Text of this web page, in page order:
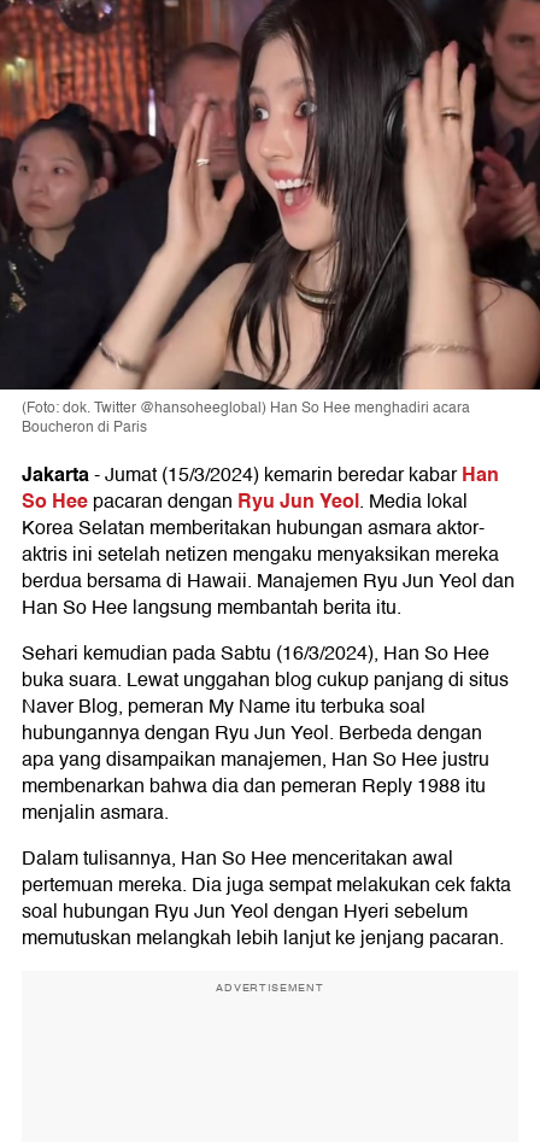
(Foto: dok. Twitter @hansoheeglobal) Han So Hee menghadiri acara
Boucheron di Paris
Jakarta-Jumat (15/3/2024) kemarin beredar kabarHan
So Heepacaran dengan Ryu Jun Yeol. Media lokal
Korea Selatan memberitakan hubungan asmara aktor-
aktris ini setelah netizen mengaku menyaksikan mereka
berdua bersama di Hawaii. Manajemen Ryu Jun Yeol dan
Han So Hee langsung membantah berita itu.
Sehari kemudian pada Sabtu (16/3/2024), Han So Hee
buka suara. Lewat unggahan blog cukup panjang di situs
Naver Blog, pemeran My Name itu terbuka soal
hubungannya dengan Ryu Jun Yeol. Berbeda dengan
apa yang disampaikan manajemen, Han So Hee justru
membenarkan bahwa dia dan pemeran Reply 1988 itu
menjalin asmara.
Dalam tulisannya, Han So Hee menceritakan awal
pertemuan mereka. Dia juga sempat melakukan cek fakta
soal hubungan Ryu Jun Yeol dengan Hyeri sebelum
memutuskan melangkah lebih lanjut ke jenjang pacaran.
ADVERTISEMENT